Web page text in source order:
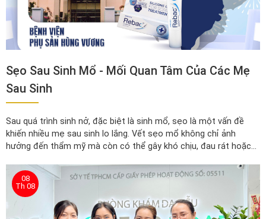
Sẹo Sau Sinh Mổ - Mối Quan Tâm Của Các Mẹ
Sau Sinh
Sau quá trình sinh nở, đặc biệt là sinh mổ, sẹo là một vấn đề
khiến nhiều mẹ sau sinh lo lắng. Vết sẹo mổ không chỉ ảnh
hưởng đến thẩm mỹ mà còn có thể gây khó chịu, đau rát hoặc
sóc đúng cách và kịp thời.
08
Th 08